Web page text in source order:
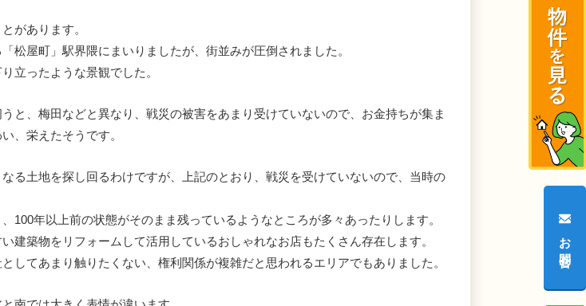
お問合せ
があります。
松屋町」駅界隈にまいりましたが、街並みが圧倒されました。
立ったような景観でした。
と、梅田などと異なり、戦災の被害をあまり受けていないので、お金持ちが集ま
、栄えたそうです。
る土地を探し回るわけですが、上記のとおり、戦災を受けていないので、当時の
100年以上前の状態がそのまま残っているようなところが多々あったりします。
建築物をリフォームして活用しているおしゃれなお店もたくさん存在します。
してあまり触りたくない、権利関係が複雑だと思われるエリアでもありました。